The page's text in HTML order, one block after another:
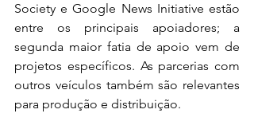
Society e Google News Initiative estão
entre os principais apoiadores; a
segunda maior fatia de apoio vem de
projetos específicos. As parcerias com
outros veículos também são relevantes
para produção e distribuição.